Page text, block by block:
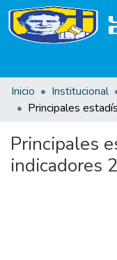
Inicio
Institucional
Principales
indicadores